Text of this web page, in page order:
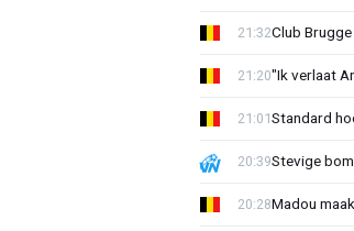
Club
21:32
"Ik verlaat
21:20
Standard
21:01
Stevige
20:39
Madou
20:28